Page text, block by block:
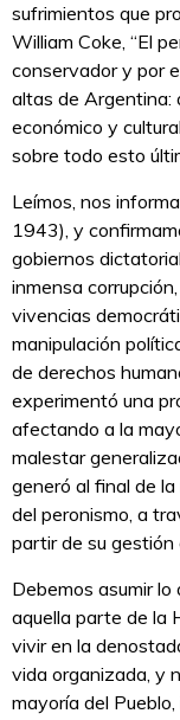
sufrimientos que
William Coke, “El
conservador y por
altas de Argentina:
económico y
sobre todo esto
Leímos, nos
1943), y
gobiernos
inmensa
vivencias
manipulación
de derechos
experimentó una
afectando a la
malestar
generó al final de
del peronismo, a
partir de su gestión
Debemos asumir
aquella parte de la
vivir en la
vida organizada, y
mayoría del